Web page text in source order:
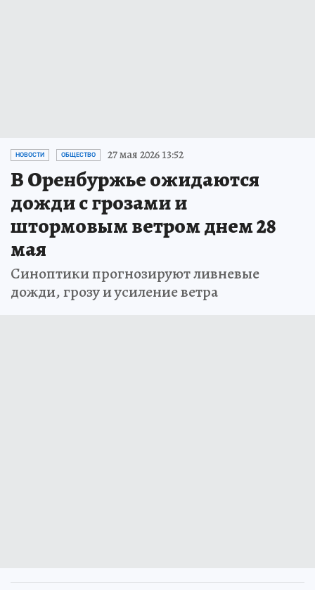
НОВОСТИ ОБЩЕСТВО 27 мая 2026 13:52
В Оренбуржье ожидаются
дожди с грозами и
штормовым ветром днем 28
мая
Синоптики прогнозируют ливневые
дожди, грозу и усиление ветра